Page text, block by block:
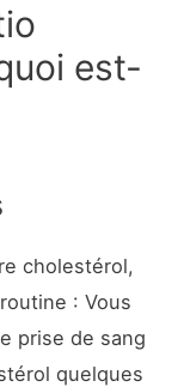
est-
cholestérol,
: Vous
prise de sang
quelques